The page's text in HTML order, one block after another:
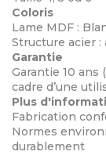
Coloris
Lame MDF :
Structure acier :
Garantie
Garantie 10 ans
cadre d’une
Plus
Fabrication
Normes
durablement